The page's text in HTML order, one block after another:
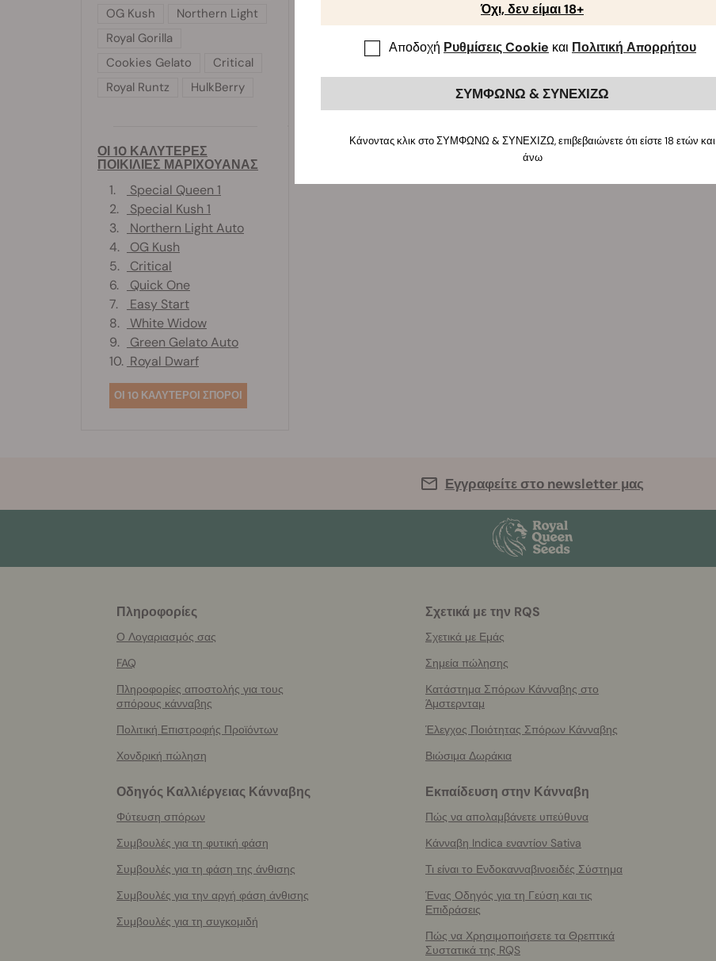
OG Kush
Northern Light
Royal Gorilla
Cookies Gelato
Critical
Royal Runtz
HulkBerry
ΟΙ 10 ΚΑΛΥΤΕΡΕΣ
ΠΟΙΚΙΛΙΕΣ ΜΑΡΙΧΟΥΑΝΑΣ
1.
Special Queen 1
2.
Special Kush 1
3.
Northern Light Auto
4.
OG Kush
5.
Critical
6.
Quick One
7.
Easy Start
8.
White Widow
9.
Green Gelato Auto
10. Royal Dwarf
ΟΙ 10 ΚΑΛΥΤΕΡΟΙ ΣΠΟΡΟΙ
Εγγραφείτε στο newsletter μας
Πληροφορίες
Ο Λογαριασμός σας
FAQ
Πληροφορίες αποστολής για τους
σπόρους κάνναβης
Πολιτική Επιστροφής Προϊόντων
Χονδρική πώληση
Σχετικά με την RQS
Σχετικά με Εμάς
Σημεία πώλησης
Κατάστημα Σπόρων Κάνναβης στο
Άμστερνταμ
Έλεγχος Ποιότητας Σπόρων Κάνναβης
Βιώσιμα Δωράκια
Οδηγός Καλλιέργειας Κάνναβης
Φύτευση σπόρων
Συμβουλές για τη φυτική φάση
Συμβουλές για τη φάση της άνθισης
Συμβουλές για την αργή φάση άνθισης
Συμβουλές για τη συγκομιδή
Εκπαίδευση στην Κάνναβη
Πώς να απολαμβάνετε υπεύθυνα
Κάνναβη Indica εναντίον Sativa
Τι είναι το Ενδοκανναβινοειδές Σύστημα
Ένας Οδηγός για τη Γεύση και τις
Επιδράσεις
Πώς να Χρησιμοποιήσετε τα Θρεπτικά
Συστατικά της RQS
Όχι, δεν είμαι 18+
Αποδοχή Ρυθμίσεις Cookie και Πολιτική Απορρήτου
ΣΥΜΦΩΝΩ & ΣΥΝΕΧΙΖΩ
Κάνοντας κλικ στο ΣΥΜΦΩΝΩ & ΣΥΝΕΧΙΖΩ, επιβεβαιώνετε ότι είστε 18 ετών και
άνω